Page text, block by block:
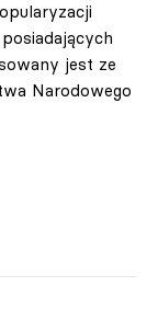
jest ze
Narodowego